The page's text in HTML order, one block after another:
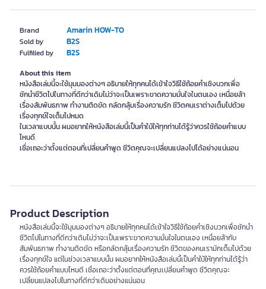
Brand Amarin HOW-TO
Sold by B2S
Fulfilled by B2S
About this item
หนังสือเล่มนี้จะใช้มุมมองต่างๆ อธิบายให้ทุกคนได้เข้าใจวิธีใช้ถ้อยคำเชิงบวกเพื่อ
ชักนำชีวิตไปในทางที่ดีกว่าเดิมไม่ว่าจะเป็นเพราะขาดความมั่นใจในตนเอง เหนื่อยล้า
เรื่องสัมพันธภาพ ทำงานติดขัด กลัดกลุ้มเรื่องความรัก ชีวิตคนเราต่างเต็มไปด้วย
เรื่องทุกข์ใจเต็มไปหมด
ในเวลาแบบนั้น ผมอยากให้หนังสือเล่มนี้เป็นคำใบ้ให้ทุกท่านได้รู้ว่าควรใช้ถ้อยคำแบบ
ไหนดี
เชื่อเถอะว่าตั้งแต่ตอนที่เปลี่ยนคำพูด ชีวิตคุณจะเปลี่ยนแปลงไปได้อย่างแน่นอน
Product Description
หนังสือเล่มนี้จะใช้มุมมองต่างๆ อธิบายให้ทุกคนได้เข้าใจวิธีใช้ถ้อยคำเชิงบวกเพื่อชักนำ
ชีวิตไปในทางที่ดีกว่าเดิมไม่ว่าจะเป็นเพราะขาดความมั่นใจในตนเอง เหนื่อยล้ากับ
สัมพันธภาพ ทำงานติดขัด หรือกลัดกลุ้มเรื่องความรัก ชีวิตของคนเรามักเต็มไปด้วย
เรื่องทุกข์ใจ แต่ในช่วงเวลาแบบนั้น ผมอยากให้หนังสือเล่มนี้เป็นคำใบ้ให้ทุกท่านได้รู้ว่า
ควรใช้ถ้อยคำแบบไหนดี เชื่อเถอะว่าตั้งแต่ตอนที่คุณเปลี่ยนคำพูด ชีวิตคุณจะ
เปลี่ยนแปลงไปในทางที่ดีกว่าเดิมอย่างแน่นอน